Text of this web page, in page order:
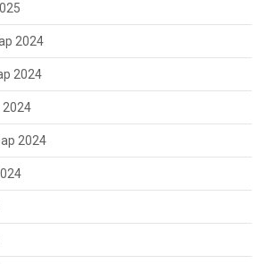
2024
2024
2024
2024